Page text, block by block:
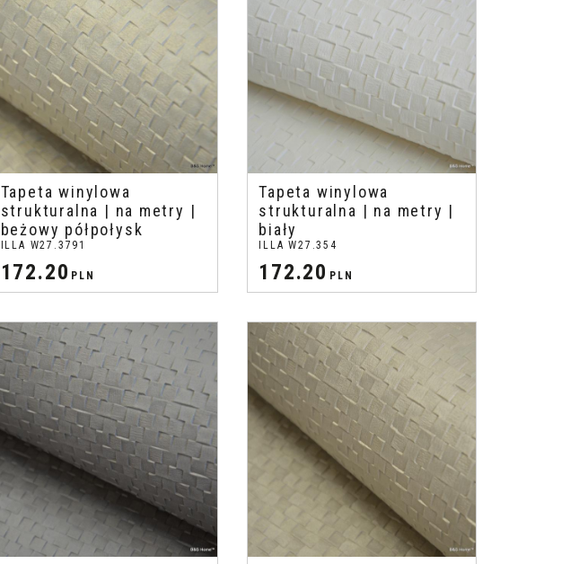
Tapeta winylowa
strukturalna | na metry |
beżowy półpołysk
ILLA W27.3791
172.20 PLN
Tapeta winylowa
strukturalna | na metry |
biały
ILLA W27.354
172.20 PLN